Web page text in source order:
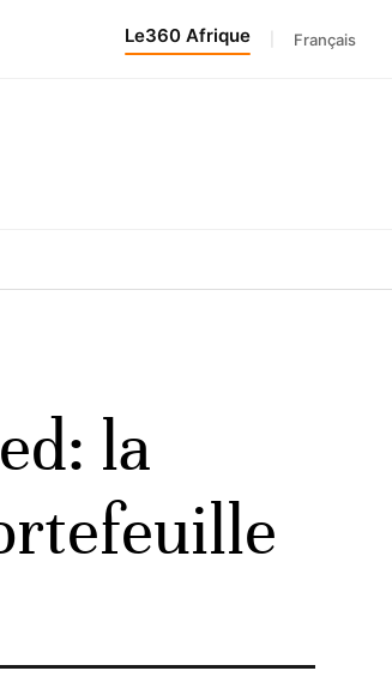
Le360 Afrique Français
la